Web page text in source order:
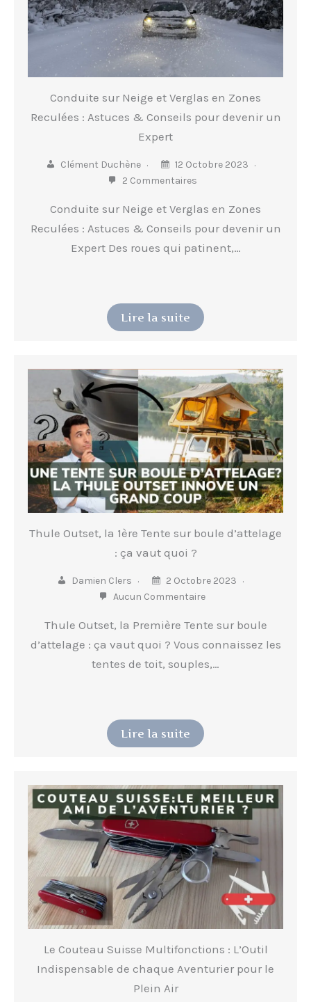
Conduite sur Neige et Verglas en Zones
Reculées : Astuces & Conseils pour devenir un
Expert
Clément Duchène
12 Octobre 2023
2 Commentaires
Conduite sur Neige et Verglas en Zones
Reculées : Astuces & Conseils pour devenir un
Expert Des roues qui patinent,…
Lire la suite
Thule Outset, la 1ère Tente sur boule d’attelage
: ça vaut quoi ?
Damien Clers
2 Octobre 2023
Aucun Commentaire
Thule Outset, la Première Tente sur boule
d’attelage : ça vaut quoi ? Vous connaissez les
tentes de toit, souples,…
Lire la suite
Le Couteau Suisse Multifonctions : L’Outil
Indispensable de chaque Aventurier pour le
Plein Air